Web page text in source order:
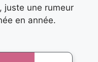
juste une rumeur
en année.